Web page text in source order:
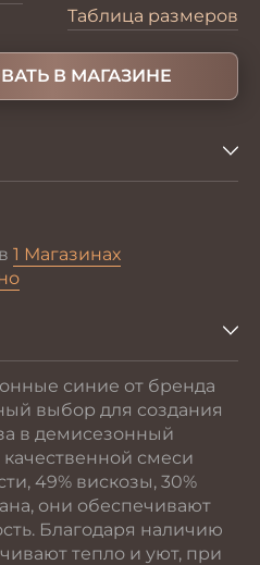
Таблица размеров
В МАГАЗИНЕ
1 Магазинах
синие от бренда
выбор для создания
в демисезонный
смеси
49% вискозы, 30%
они обеспечивают
Благодаря наличию
тепло и уют, при